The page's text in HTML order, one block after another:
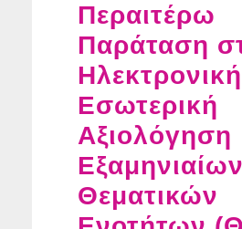
Περαιτέρω
Παράταση
Ηλεκτρονική
Εσωτερική
Αξιολόγηση
Εξαμηνιαίων
Θεματικών